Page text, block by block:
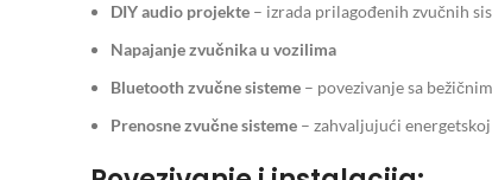
DIY audio projekte – izrada prilagođenih zvučnih
Napajanje zvučnika u vozilima
Bluetooth zvučne sisteme – povezivanje sa
Prenosne zvučne sisteme – zahvaljujući